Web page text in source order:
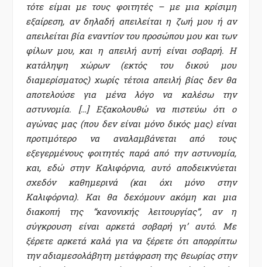
τότε είμαι με τους φοιτητές – με μια κρίσιμη
εξαίρεση, αν δηλαδή απειλείται η ζωή μου ή αν
απειλείται βία εναντίον του προσώπου μου και των
φίλων μου, και η απειλή αυτή είναι σοβαρή. Η
κατάληψη χώρων (εκτός του δικού μου
διαμερίσματος) χωρίς τέτοια απειλή βίας δεν θα
αποτελούσε για μένα λόγο να καλέσω την
αστυνομία. […] Εξακολουθώ να πιστεύω ότι ο
αγώνας μας (που δεν είναι μόνο δικός μας) είναι
προτιμότερο να αναλαμβάνεται από τους
εξεγερμένους φοιτητές παρά από την αστυνομία,
και, εδώ στην Καλιφόρνια, αυτό αποδεικνύεται
σχεδόν καθημερινά (και όχι μόνο στην
Καλιφόρνια). Και θα δεχόμουν ακόμη και μια
διακοπή της “κανονικής λειτουργίας”, αν η
σύγκρουση είναι αρκετά σοβαρή γι’ αυτό. Με
ξέρετε αρκετά καλά για να ξέρετε ότι απορρίπτω
την αδιαμεσολάβητη μετάφραση της θεωρίας στην